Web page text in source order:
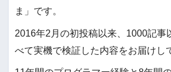
ま」です。
2016年2月の初投稿以来、1000記事
べて実機で検証した内容をお届けし